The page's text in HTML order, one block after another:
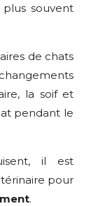
souvent
de chats
la soif et
pendant le
il est
pour
.